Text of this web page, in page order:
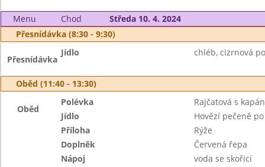
Menu Chod
Středa 10. 4. 2024
Přesnídávka (8:30 - 9:30)
Přesnídávka
Jídlo chléb, cizrnová
Oběd (11:40 - 13:30)
Oběd
Polévka
Rajčatová s
Jídlo
Hovězí pečeně
Příloha
Rýže
Doplněk
Červená řepa
Nápoj
voda se skořicí